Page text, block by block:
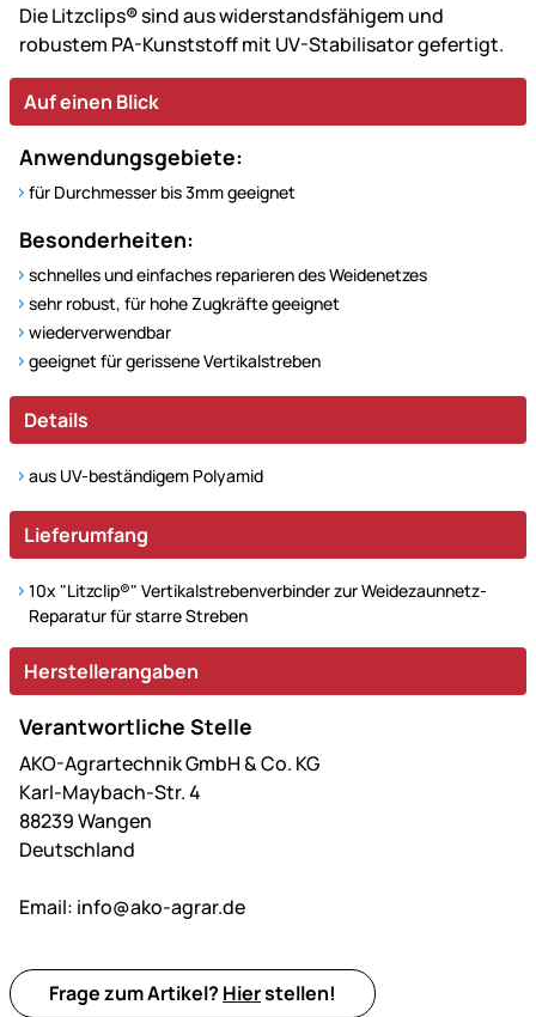
Die Litzclips®sind aus widerstandsfähigem und
robustem PA-Kunststoff mit UV-Stabilisator gefertigt.
Auf einen Blick
Anwendungsgebiete:
für Durchmesser bis 3mm geeignet
Besonderheiten:
schnelles und einfaches reparieren des Weidenetzes
sehr robust, für hohe Zugkräfte geeignet
wiederverwendbar
geeignet für gerissene Vertikalstreben
Details
aus UV-beständigem Polyamid
Lieferumfang
10x "Litzclip®" Vertikalstrebenverbinder zur Weidezaunnetz-
Reparatur für starre Streben
Herstellerangaben
Verantwortliche Stelle
AKO-Agrartechnik GmbH & Co. KG
Karl-Maybach-Str. 4
88239 Wangen
Deutschland
Email: info@ako-agrar.de
Frage zum Artikel? Hierstellen!